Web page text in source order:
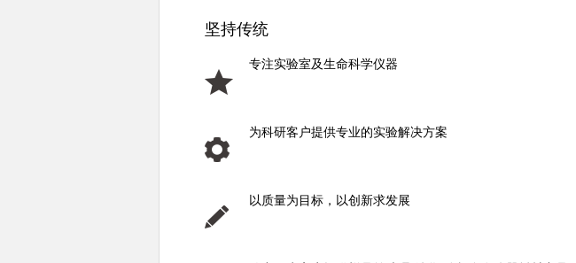
坚持传统
专注实验室及生命科学仪器
为科研客户提供专业的实验解决方案
以质量为目标，以创新求发展